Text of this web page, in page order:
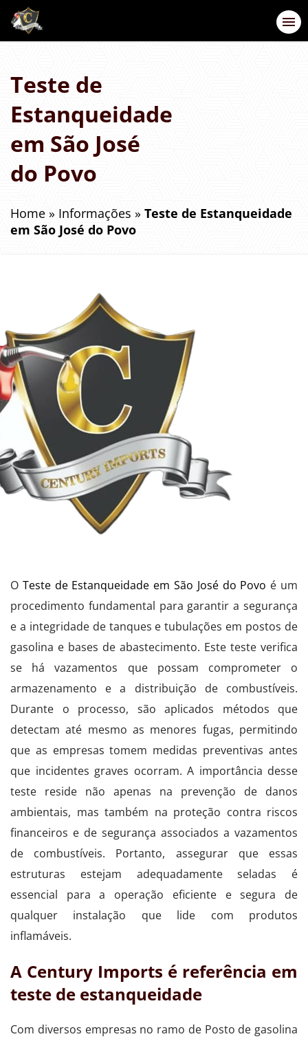
Teste de
Estanqueidade
em São José
do Povo
Home » Informações » Teste de Estanqueidade
em São José do Povo
O Teste de Estanqueidade em São José do Povo é um
procedimento fundamental para garantir a segurança
e a integridade de tanques e tubulações em postos de
gasolina e bases de abastecimento. Este teste verifica
se há vazamentos que possam comprometer o
armazenamento e a distribuição de combustíveis.
Durante o processo, são aplicados métodos que
detectam até mesmo as menores fugas, permitindo
que as empresas tomem medidas preventivas antes
que incidentes graves ocorram. A importância desse
teste reside não apenas na prevenção de danos
ambientais, mas também na proteção contra riscos
financeiros e de segurança associados a vazamentos
de combustíveis. Portanto, assegurar que essas
estruturas estejam adequadamente seladas é
essencial para a operação eficiente e segura de
qualquer instalação que lide com produtos
inflamáveis.
A Century Imports é referência em
teste de estanqueidade
Com diversos empresas no ramo de Posto de gasolina